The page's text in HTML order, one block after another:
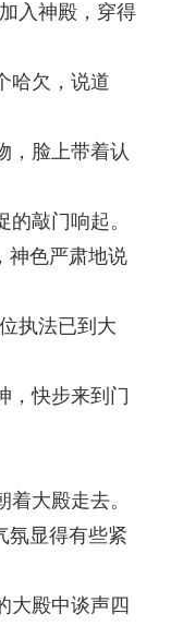
入神殿，穿得
哈欠，说道
，脸上带着认
敲门响起。
神色严肃地说
执法已到大
，快步来到门
大殿走去。
氛显得有些紧
大殿中谈声四